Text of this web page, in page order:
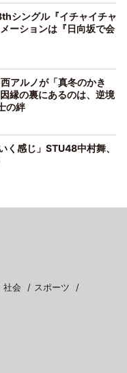
シングル『イチャイチャ
ーションは『日向坂で会
アルノが「真冬のかき
縁の裏にあるのは、逆境
の絆
く感じ」STU48中村舞、
社会
スポーツ